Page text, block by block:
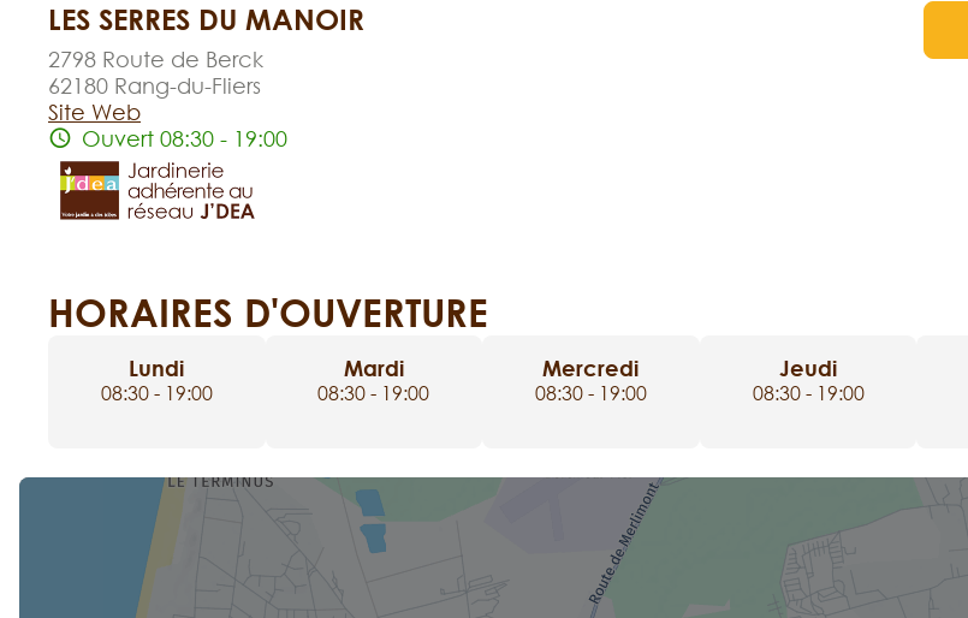
LES SERRES DU MANOIR
2798 Route de Berck
62180 Rang-du-Fliers
Site Web
Ouvert 08:30 - 19:00
HORAIRES D'OUVERTURE
Lundi
08:30 - 19:00
Mardi
08:30 - 19:00
Mercredi
08:30 - 19:00
Jeudi
08:30 - 19:00